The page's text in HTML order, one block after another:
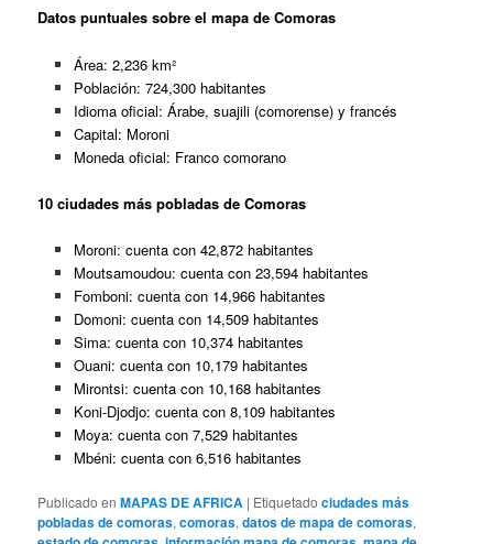
Datos puntuales sobre el mapa de Comoras
Área: 2,236 km²
Población: 724,300 habitantes
Idioma oficial: Árabe, suajili (comorense) y francés
Capital: Moroni
Moneda oficial: Franco comorano
10 ciudades más pobladas de Comoras
Moroni: cuenta con 42,872 habitantes
Moutsamoudou: cuenta con 23,594 habitantes
Fomboni: cuenta con 14,966 habitantes
Domoni: cuenta con 14,509 habitantes
Sima: cuenta con 10,374 habitantes
Ouani: cuenta con 10,179 habitantes
Mirontsi: cuenta con 10,168 habitantes
Koni-Djodjo: cuenta con 8,109 habitantes
Moya: cuenta con 7,529 habitantes
Mbéni: cuenta con 6,516 habitantes
Publicado en MAPAS DE AFRICA | Etiquetado ciudades más
pobladas de comoras,comoras,datos de mapa de comoras,